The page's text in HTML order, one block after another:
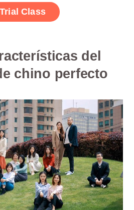
del
chino perfecto